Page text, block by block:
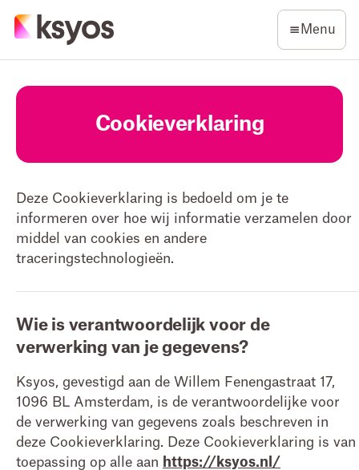
Menu
Cookieverklaring
Deze Cookieverklaring is bedoeld om je te
informeren over hoe wij informatie verzamelen door
middel van cookies en andere
traceringstechnologieën.
Wie is verantwoordelijk voor de
verwerking van je gegevens?
Ksyos, gevestigd aan de Willem Fenengastraat 17,
1096 BL Amsterdam, is de verantwoordelijke voor
de verwerking van gegevens zoals beschreven in
deze Cookieverklaring. Deze Cookieverklaring is van
toepassing op alle aan https://ksyos.nl/